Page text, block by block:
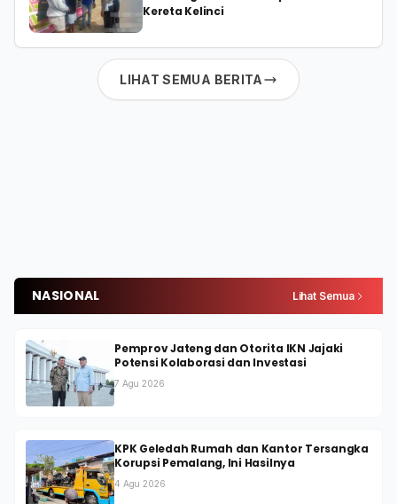
Kereta Kelinci
LIHAT SEMUA BERITA
NASIONAL Lihat Semua
Pemprov Jateng dan Otorita IKN Jajaki
Potensi Kolaborasi dan Investasi
7 Agu 2026
KPK Geledah Rumah dan Kantor Tersangka
Korupsi Pemalang, Ini Hasilnya
4 Agu 2026